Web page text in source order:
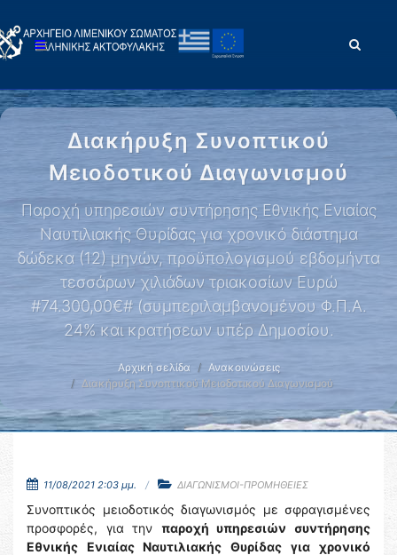
Διακήρυξη Συνοπτικού
Μειοδοτικού Διαγωνισμού
Παροχή υπηρεσιών συντήρησης Εθνικής Ενιαίας
Ναυτιλιακής Θυρίδας για χρονικό διάστημα
δώδεκα (12) μηνών, προϋπολογισμού εβδομήντα
τεσσάρων χιλιάδων τριακοσίων Ευρώ
#74.300,00€# (συμπεριλαμβανομένου Φ.Π.Α.
24% και κρατήσεων υπέρ Δημοσίου.
Αρχική σελίδα
Ανακοινώσεις
Διακήρυξη Συνοπτικού Μειοδοτικού Διαγωνισμού
11/08/2021 2:03 μμ. ΔΙΑΓΩΝΙΣΜΟΙ-ΠΡΟΜΗΘΕΙΕΣ
Συνοπτικός μειοδοτικός διαγωνισμός με σφραγισμένες
προσφορές, για την παροχή υπηρεσιών συντήρησης
Εθνικής Ενιαίας Ναυτιλιακής Θυρίδας
για χρονικό